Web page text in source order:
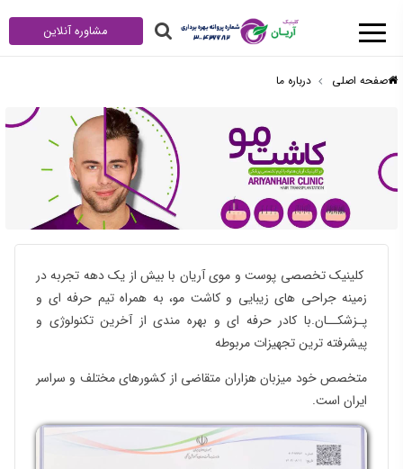
مشاوره آنلاین
صفحه اصلی درباره ما
کلینیک تخصصی پوست و موی آریان با بیش از یک دهه تجربه در
زمینه جراحی های زیبایی و کاشت مو، به همراه تیم حرفه ای و
پـزشکــان.با کادر حرفه ای و بهره مندی از آخرین تکنولوژی و
پیشرفته ترین تجهیزات مربوطه
متخصص خود میزبان هزاران متقاضی از کشورهای مختلف و سراسر
ایران است.